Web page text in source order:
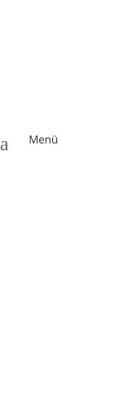
a Menü